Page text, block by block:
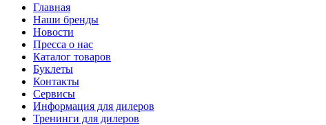
Главная
Наши бренды
Новости
Пресса о нас
Каталог товаров
Буклеты
Контакты
Сервисы
Информация для дилеров
Тренинги для дилеров